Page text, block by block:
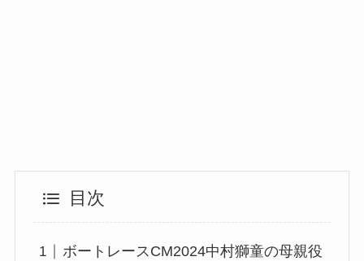
目次
ボートレースCM2024中村獅童の母親役